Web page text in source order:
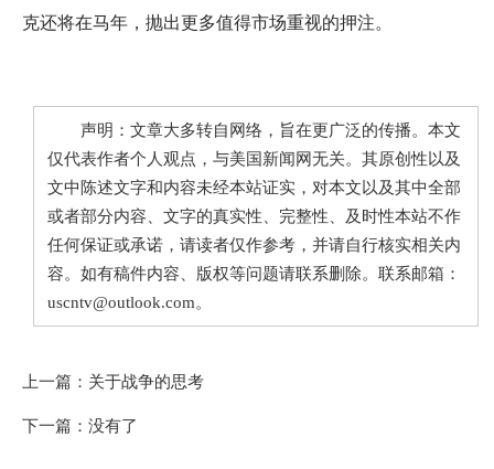
克还将在马年，抛出更多值得市场重视的押注。
声明：文章大多转自网络，旨在更广泛的传播。本文
仅代表作者个人观点，与美国新闻网无关。其原创性以及
文中陈述文字和内容未经本站证实，对本文以及其中全部
或者部分内容、文字的真实性、完整性、及时性本站不作
任何保证或承诺，请读者仅作参考，并请自行核实相关内
容。如有稿件内容、版权等问题请联系删除。联系邮箱：
uscntv@outlook.com。
上一篇： 关于战争的思考
下一篇：没有了